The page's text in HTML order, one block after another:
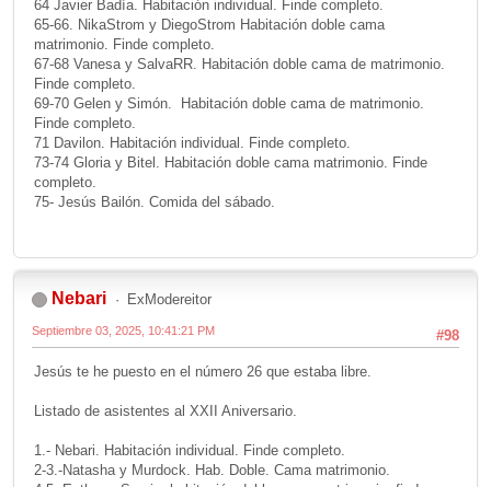
64 Javier Badía. Habitación individual. Finde completo.
65-66. NikaStrom y DiegoStrom Habitación doble cama
matrimonio. Finde completo.
67-68 Vanesa y SalvaRR. Habitación doble cama de matrimonio.
Finde completo.
69-70 Gelen y Simón. Habitación doble cama de matrimonio.
Finde completo.
71 Davilon. Habitación individual. Finde completo.
73-74 Gloria y Bitel. Habitación doble cama matrimonio. Finde
completo.
75- Jesús Bailón. Comida del sábado.
Nebari ExModereitor
#98
Septiembre 03, 2025, 10:41:21 PM
Jesús te he puesto en el número 26 que estaba libre.
Listado de asistentes al XXII Aniversario.
1.- Nebari. Habitación individual. Finde completo.
2-3.-Natasha y Murdock. Hab. Doble. Cama matrimonio.